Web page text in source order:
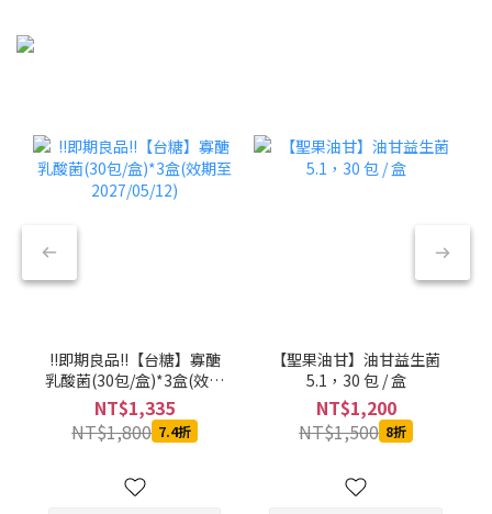
!!即期良品!!【台糖】寡醣
乳酸菌(30包/盒)*3盒(效期
至2027/05/12)
NT$1,335
NT$1,800 7.4折
【聖果油甘】油甘益生菌
5.1，30 包 / 盒
NT$1,200
NT$1,500 8折